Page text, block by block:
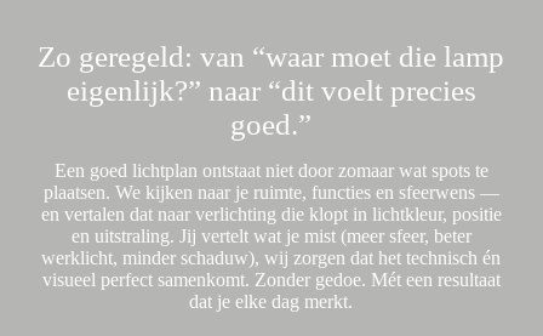
Zo geregeld: van “waar moet die lamp
eigenlijk?” naar “dit voelt precies
goed.”
Een goed lichtplan ontstaat niet door zomaar wat spots te
plaatsen. We kijken naar je ruimte, functies en sfeerwens —
en vertalen dat naar verlichting die klopt in lichtkleur, positie
en uitstraling. Jij vertelt wat je mist (meer sfeer, beter
werklicht, minder schaduw), wij zorgen dat het technisch én
visueel perfect samenkomt. Zonder gedoe. Mét een resultaat
dat je elke dag merkt.